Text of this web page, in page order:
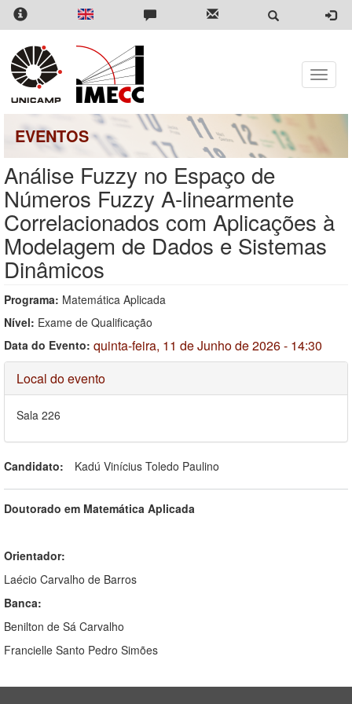
Pular
para
conteúdo
principal
Toggle
EVENTOS
Análise Fuzzy no Espaço de
Números Fuzzy A-linearmente
Correlacionados com Aplicações à
Modelagem de Dados e Sistemas
Dinâmicos
Programa: Matemática Aplicada
Nível: Exame de Qualificação
Data do Evento: quinta-feira, 11 de Junho de 2026 - 14:30
Ocultar
Local do evento
Sala 226
Candidato: Kadú Vinícius Toledo Paulino
Doutorado em Matemática Aplicada
Orientador:
Laécio Carvalho de Barros
Banca:
Benilton de Sá Carvalho
Francielle Santo Pedro Simões